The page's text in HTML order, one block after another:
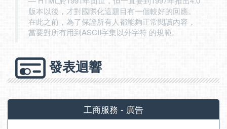
版本以後，才對國際化這題目有一個較好的回應。
在此之前，為了保證所有人都能夠正常閱讀內容，
當要對所有用到ASCII字集以外字符 的規範。
發表迴響
工商服務 - 廣告